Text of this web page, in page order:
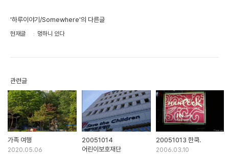
'하루이야기/Somewhere'의 다른글
현재글 멍하니 있다
관련글
가족 여행
2020.05.06
20051014
어린이보호재단
20051013 한쿡.
2006.03.10